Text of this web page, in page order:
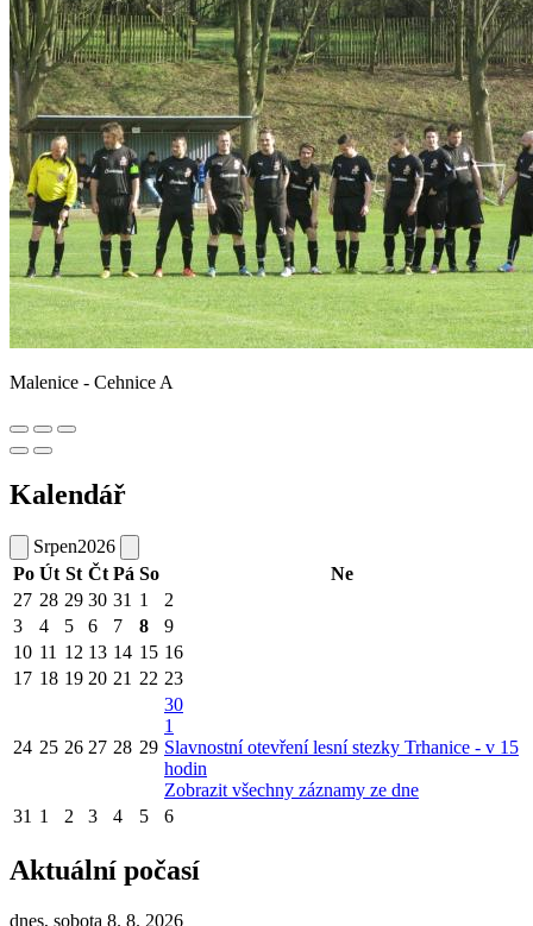
Malenice - Cehnice A
Kalendář
Srpen2026
Po Út St Čt Pá So
Ne
27 28 29 30 31 1
2
3
4 5 6 7 8
9
10 11 12 13 14 15 16
17 18 19 20 21 22 23
24 25 26 27 28 29
30
1
Slavnostní otevření lesní stezky Trhanice - v 15
hodin
Zobrazit všechny záznamy ze dne
31 1 2 3 4 5 6
Aktuální počasí
dnes, sobota 8. 8. 2026